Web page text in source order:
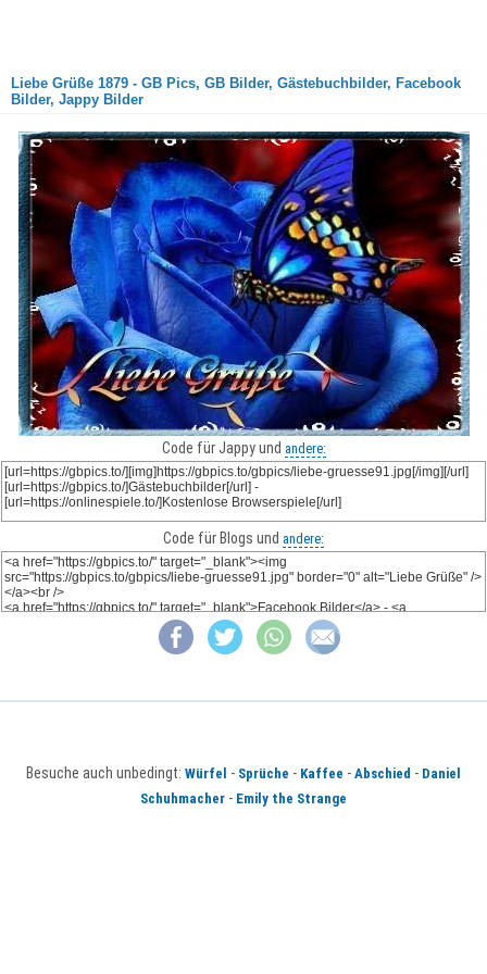
Liebe Grüße 1879 - GB Pics, GB Bilder, Gästebuchbilder, Facebook
Bilder, Jappy Bilder
Code für Jappy und andere:
Code für Blogs und andere:
Besuche auch unbedingt: Würfel - Sprüche - Kaffee - Abschied - Daniel
Schuhmacher - Emily the Strange